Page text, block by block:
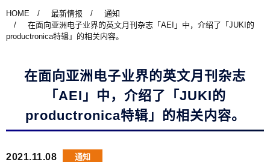
HOME 最新情报
通知
在面向亚洲电子业界的英文月刊杂志「AEI」中，介绍了「JUKI的
productronica特辑」的相关内容。
在面向亚洲电子业界的英文月刊杂志
「AEI」中，介绍了「JUKI的
productronica特辑」的相关内容。
2021.11.08 通知